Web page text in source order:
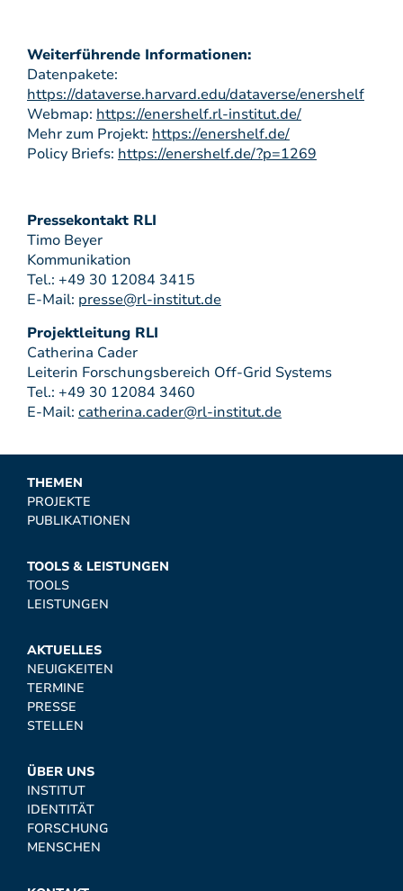
Weiterführende Informationen:
Datenpakete:
https://dataverse.harvard.edu/dataverse/enershelf
Webmap: https://enershelf.rl-institut.de/
Mehr zum Projekt: https://enershelf.de/
Policy Briefs: https://enershelf.de/?p=1269
Pressekontakt RLI
Timo Beyer
Kommunikation
Tel.: +49 30 12084 3415
E-Mail: presse@rl-institut.de
Projektleitung RLI
Catherina Cader
Leiterin Forschungsbereich Off-Grid Systems
Tel.: +49 30 12084 3460
E-Mail: catherina.cader@rl-institut.de
THEMEN
PROJEKTE
PUBLIKATIONEN
TOOLS & LEISTUNGEN
TOOLS
LEISTUNGEN
AKTUELLES
NEUIGKEITEN
TERMINE
PRESSE
STELLEN
ÜBER UNS
INSTITUT
IDENTITÄT
FORSCHUNG
MENSCHEN